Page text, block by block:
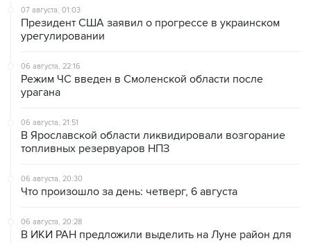
07 августа, 01:03
Президент США заявил о прогрессе в украинском
урегулировании
06 августа, 22:16
Режим ЧС введен в Смоленской области после
урагана
06 августа, 21:51
В Ярославской области ликвидировали возгорание
топливных резервуаров НПЗ
06 августа, 20:30
Что произошло за день: четверг, 6 августа
06 августа, 20:28
В ИКИ РАН предложили выделить на Луне район для